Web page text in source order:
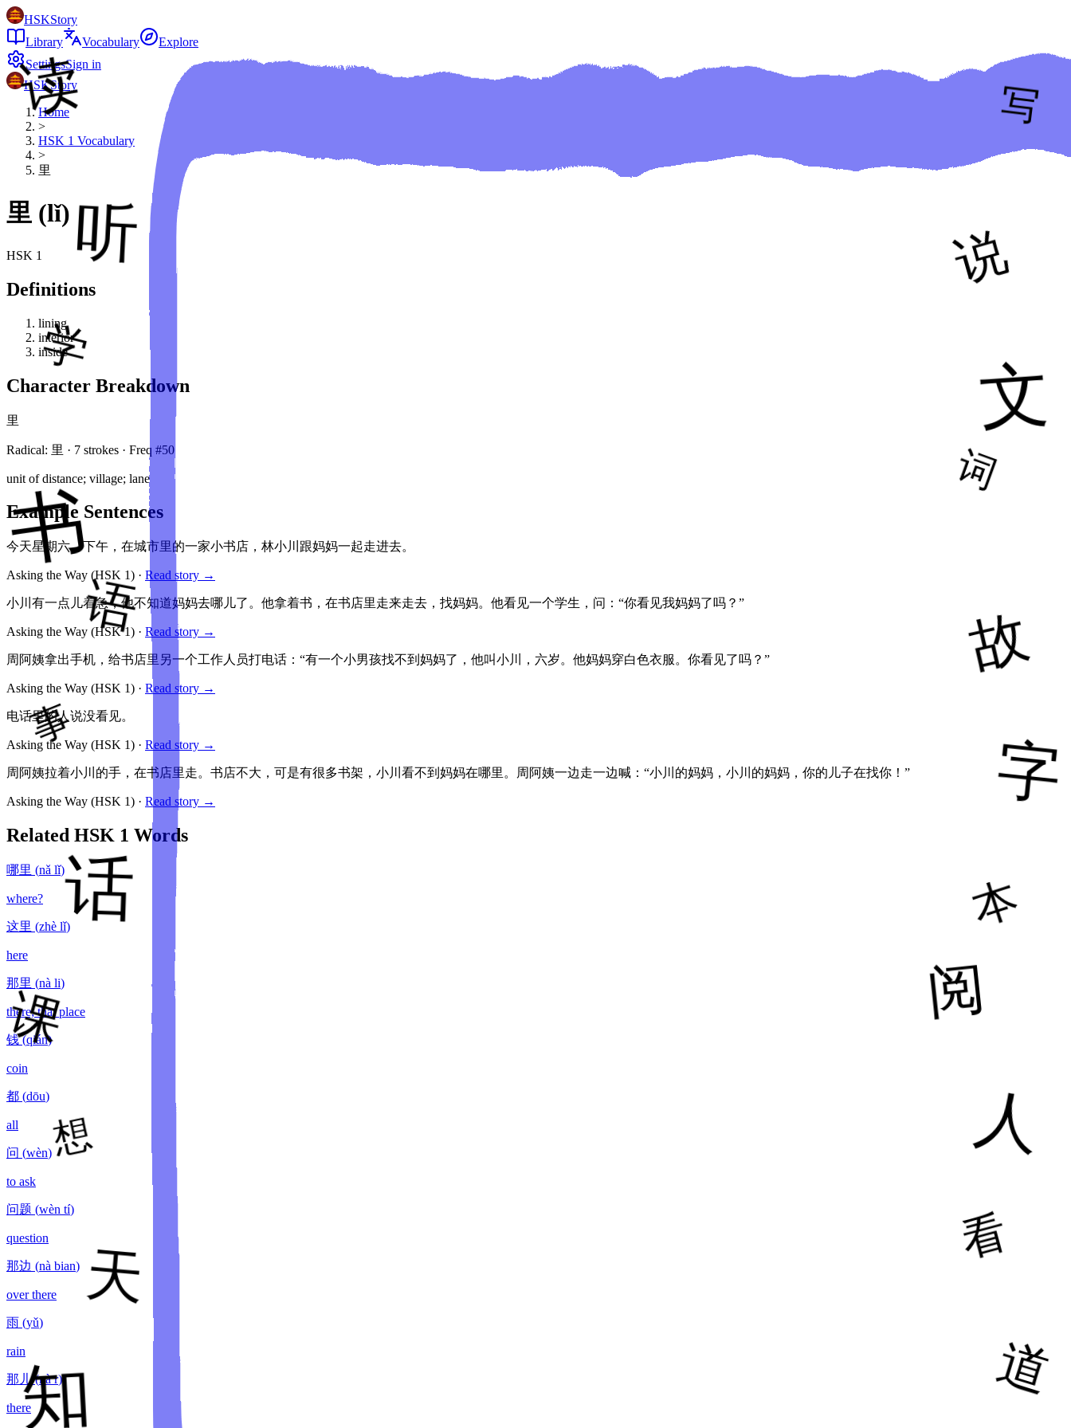
HSKStory
Library
Vocabulary
Explore
SettingsSign in
HSKStory
Home
>
HSK 1 Vocabulary
>
里
里 (lǐ)
HSK 1
Definitions
lining
interior
inside
Character Breakdown
里
Radical: 里 · 7 strokes · Freq #50
unit of distance; village; lane
Example Sentences
今天星期六，下午，在城市里的一家小书店，林小川跟妈妈一起走进去。
Asking the Way (HSK 1) · Read story →
小川有一点儿着急，他不知道妈妈去哪儿了。他拿着书，在书店里走来走去，找妈妈。他看见一个学生，问：“你看见我妈妈了吗？”
Asking the Way (HSK1) · Read story →
周阿姨拿出手机，给书店里另一个工作人员打电话：“有一个小男孩找不到妈妈了，他叫小川，六岁。他妈妈穿白色衣服。你看见了吗？”
Asking the Way (HSK 1) · Read story →
电话里的人说没看见。
Asking the Way (HSK 1) · Read story →
周阿姨拉着小川的手，在书店里走。书店不大，可是有很多书架，小川看不到妈妈在哪里。周阿姨一边走一边喊：“小川的妈妈，小川的妈妈，你的儿子在找你！”
Asking the Way (HSK 1) · Read story →
Related HSK 1 Words
哪里 (nǎ lǐ)
where?
这里 (zhè lǐ)
here
那里 (nà li)
there; that place
钱 (qián)
coin
都 (dōu)
all
问 (wèn)
to ask
问题 (wèn tí)
question
那边 (nà bian)
over there
雨 (yǔ)
rain
那儿 (nà r)
there